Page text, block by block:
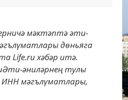
мәктәптә әти-
дөньяга
Life.ru хәбәр итә.
әниләрнең тулы
ИНН мәгълүматлары,